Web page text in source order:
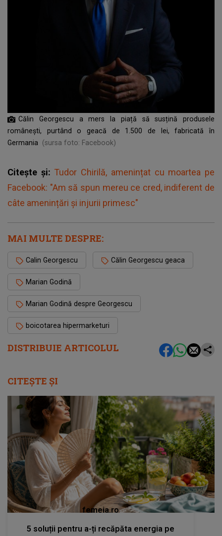
DISTRIBUIE ARTICOLUL
Călin Georgescu a mers la piață să susțină produsele
românești, purtând o geacă de 1.500 de lei, fabricată în
Germania (sursa foto: Facebook)
Citește și: Tudor Chirilă, amenințat cu moartea pe
Facebook: "Am să spun mereu ce cred, indiferent de
câte amenințări și injurii primesc"
MAI MULTE DESPRE:
Calin Georgescu Călin Georgescu geaca
Marian Godină
Marian Godină despre Georgescu
boicotarea hipermarketuri
CITEȘTE ȘI
femeia.ro
5 soluții pentru a-ți recăpăta energia pe